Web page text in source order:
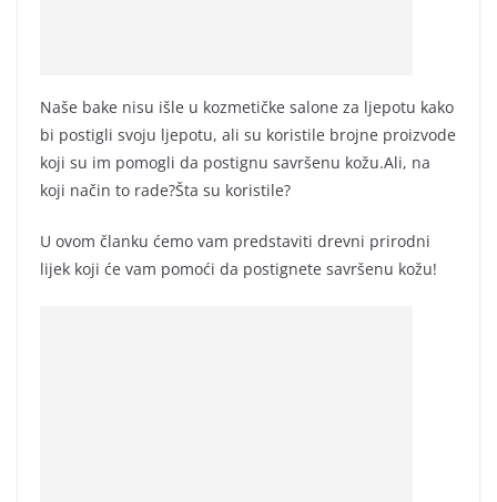
Naše bake nisu išle u kozmetičke salone za ljepotu kako
bi postigli svoju ljepotu, ali su koristile brojne proizvode
koji su im pomogli da postignu savršenu kožu.Ali, na
koji način to rade?Šta su koristile?
U ovom članku ćemo vam predstaviti drevni prirodni
lijek koji će vam pomoći da postignete savršenu kožu!